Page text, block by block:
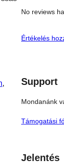
No reviews
Értékelés
Support
Mondanánk
Támogatási
Jelentés